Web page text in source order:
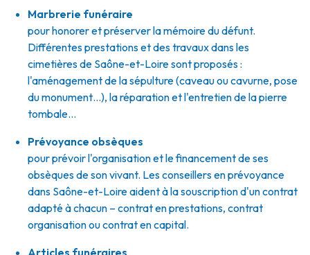
Marbrerie funéraire
pour honorer et préserver la mémoire du défunt.
Différentes prestations et des travaux dans les
cimetières de Saône-et-Loire sont proposés :
l'aménagement de la sépulture (caveau ou cavurne, pose
du monument…), la réparation et l'entretien de la pierre
tombale…
Prévoyance obsèques
pour prévoir l'organisation et le financement de ses
obsèques de son vivant. Les conseillers en prévoyance
dans Saône-et-Loire aident à la souscription d'un contrat
adapté à chacun – contrat en prestations, contrat
organisation ou contrat en capital.
Articles funéraires